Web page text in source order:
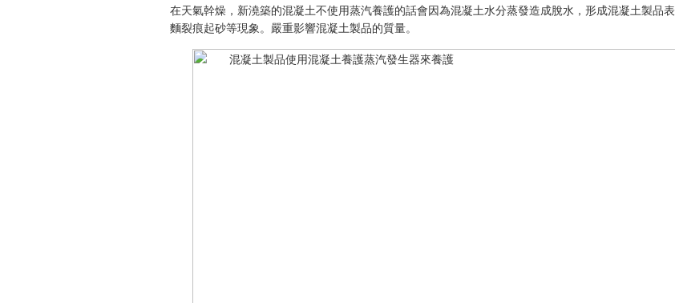
在天氣幹燥，新澆築的混凝土不使用蒸汽養護的話會因為混凝土水分蒸發造成脫水，形成混凝土製品表
麵裂痕起砂等現象。嚴重影響混凝土製品的質量。